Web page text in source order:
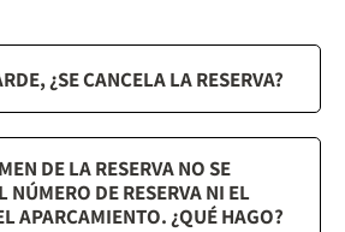
¿SE CANCELA LA RESERVA?
DE LA RESERVA NO SE
NÚMERO DE RESERVA NI EL
APARCAMIENTO. ¿QUÉ HAGO?